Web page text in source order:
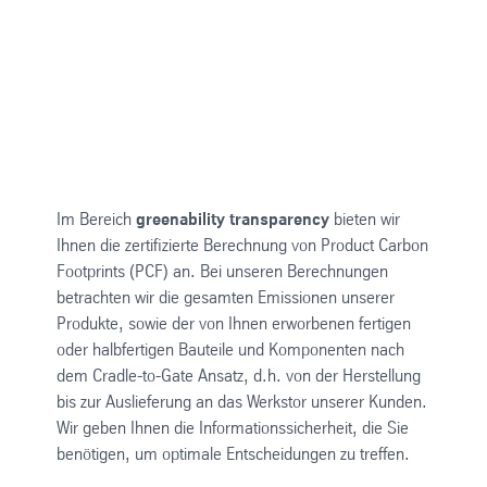
Im Bereich greenability transparency bieten wir
Ihnen die zertifizierte Berechnung von Product Carbon
Footprints (PCF) an. Bei unseren Berechnungen
betrachten wir die gesamten Emissionen unserer
Produkte, sowie der von Ihnen erworbenen fertigen
oder halbfertigen Bauteile und Komponenten nach
dem Cradle-to-Gate Ansatz, d.h. von der Herstellung
bis zur Auslieferung an das Werkstor unserer Kunden.
Wir geben Ihnen die Informationssicherheit, die Sie
benötigen, um optimale Entscheidungen zu treffen.